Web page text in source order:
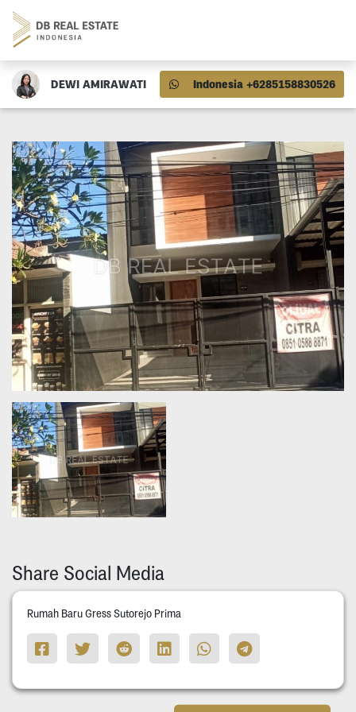
DEWI AMIRAWATI Indonesia +6285158830526
Share Social Media
Rumah Baru Gress Sutorejo Prima